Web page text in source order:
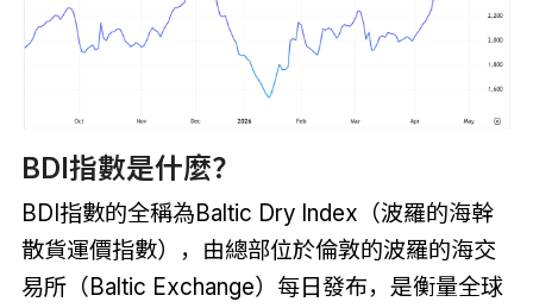
BDI指數是什麼？
BDI指數的全稱為Baltic Dry Index（波羅的海幹
散貨運價指數），由總部位於倫敦的波羅的海交
易所（Baltic Exchange）每日發布，是衡量全球